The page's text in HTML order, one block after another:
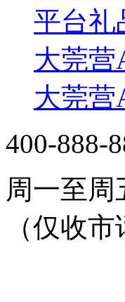
平台礼
大莞营
大莞营
400-888-
周一至周
（仅收市